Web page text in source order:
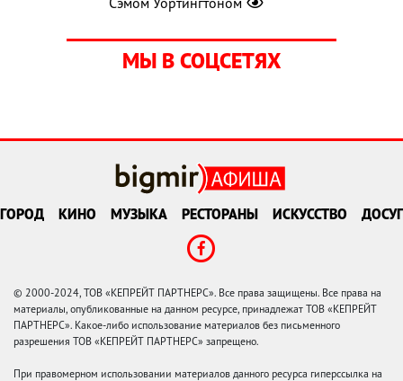
МЫ В СОЦСЕТЯХ
ГОРОД КИНО МУЗЫКА РЕСТОРАНЫ ИСКУССТВО ДОСУГ
© 2000-2024, ТОВ «КЕПРЕЙТ ПАРТНЕРС». Все права защищены. Все права на
материалы, опубликованные на данном ресурсе, принадлежат ТОВ «КЕПРЕЙТ
ПАРТНЕРС». Какое-либо использование материалов без письменного
разрешения ТОВ «КЕПРЕЙТ ПАРТНЕРС» запрещено.
При правомерном использовании материалов данного ресурса гиперссылка на